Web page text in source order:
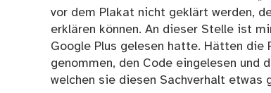
vor dem Plakat nicht geklärt werden,
erklären können. An dieser Stelle ist
Google Plus gelesen hatte. Hätten
genommen, den Code eingelesen
welchen sie diesen Sachverhalt etwas